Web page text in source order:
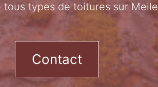
tous types de toitures sur
Contact